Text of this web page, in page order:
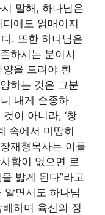
말해, 하나님은
에도 얽매이지
. 또한 하나님은
하시는 분이시
을 드려야 한
하는 것은 그분
내게 순종하
이 아니라, ‘창
속에서 마땅히
재형목사는 이를
함이 없으면 로
밟게 된다”라고
알면서도 하나님
하며 육신의 정